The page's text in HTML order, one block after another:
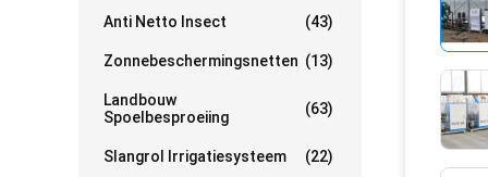
Anti Netto Insect (43)
Zonnebeschermingsnetten (13)
Landbouw
Spoelbesproeiing
(63)
Slangrol Irrigatiesysteem (22)